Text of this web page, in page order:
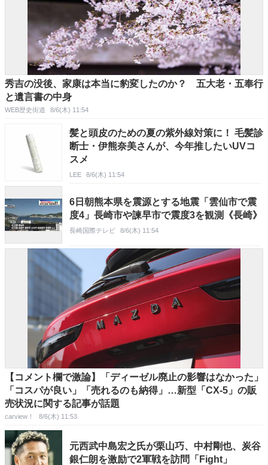
秀吉の没後、家康は本当に豹変したのか？ 五大老・五奉行
と遺言書の中身
WEB歴史街道 8/6(木) 11:54
髪と頭皮のための夏の紫外線対策に！ 毛髪診
断士・伊熊奈美さんが、今年推したいUVコ
スメ
LEE 8/6(木) 11:54
6日朝熊本県を震源とする地震「雲仙市で震
度4」長崎市や諫早市で震度3を観測《長崎》
長崎国際テレビ 8/6(木) 11:54
【コメント欄で激論】「ディーゼル廃止の影響はなかった」
「コスパが良い」「売れるのも納得」…新型「CX-5」の販
売状況に関する記事が話題
carview！ 8/6(木) 11:53
元西武中島宏之氏が栗山巧、中村剛也、炭谷
銀仁朗を激励で2軍戦を訪問「Fight」